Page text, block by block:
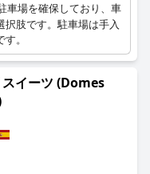
車場を確保しており、車
肢です。駐車場は手入
。
イーツ (Domes